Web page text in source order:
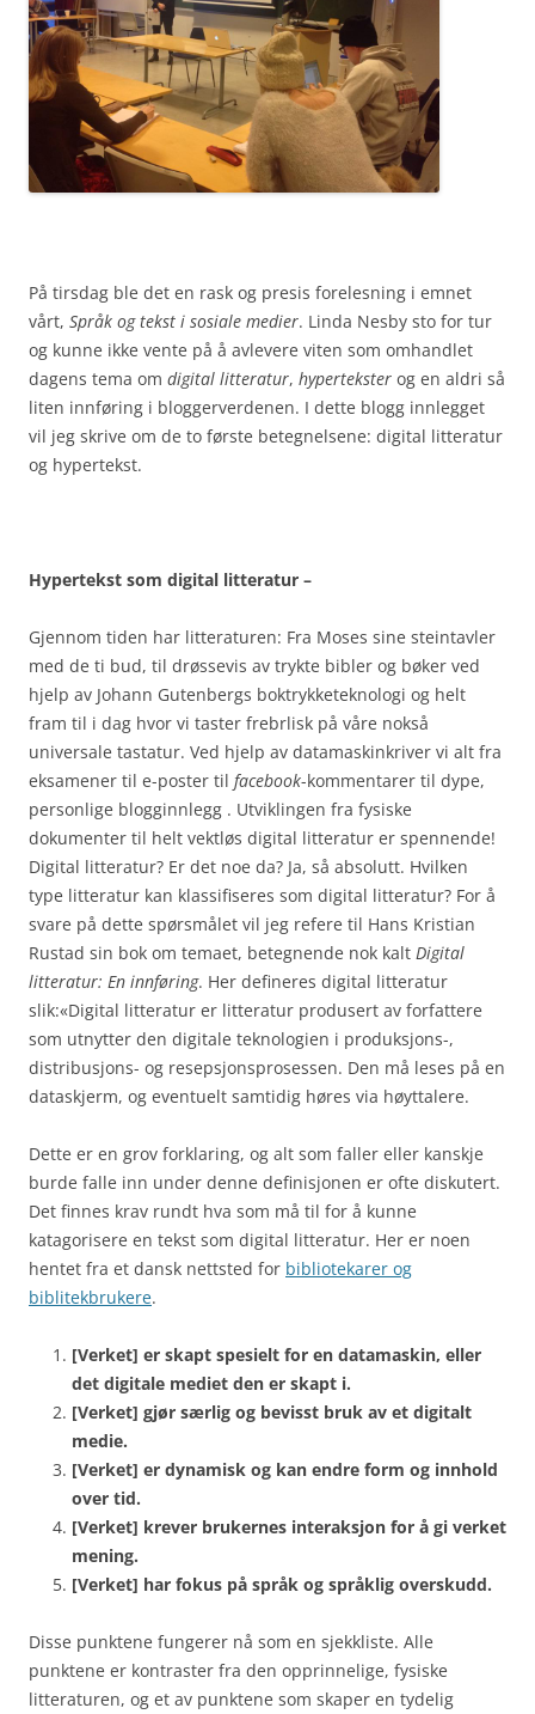
På tirsdag ble det en rask og presis forelesning i emnet
vårt, Språk og tekst i sosiale medier. Linda Nesby sto for tur
og kunne ikke vente på å avlevere viten som omhandlet
dagens tema om digital litteratur, hypertekster og en aldri så
liten innføring i bloggerverdenen. I dette blogg innlegget
vil jeg skrive om de to første betegnelsene: digital litteratur
og hypertekst.
Hypertekst som digital litteratur –
Gjennom tiden har litteraturen: Fra Moses sine steintavler
med de ti bud, til drøssevis av trykte bibler og bøker ved
hjelp av Johann Gutenbergs boktrykketeknologi og helt
fram til i dag hvor vi taster frebrlisk på våre nokså
universale tastatur. Ved hjelp av datamaskinkriver vi alt fra
eksamener til e-poster til facebook-kommentarer til dype,
personlige blogginnlegg . Utviklingen fra fysiske
dokumenter til helt vektløs digital litteratur er spennende!
Digital litteratur? Er det noe da? Ja, så absolutt. Hvilken
type litteratur kan klassifiseres som digital litteratur? For å
svare på dette spørsmålet vil jeg refere til Hans Kristian
Rustad sin bok om temaet, betegnende nok kalt Digital
litteratur: En innføring. Her defineres digital litteratur
slik:«Digital litteratur er litteratur produsert av forfattere
som utnytter den digitale teknologien i produksjons-,
distribusjons- og resepsjonsprosessen. Den må leses på en
dataskjerm, og eventuelt samtidig høres via høyttalere.
Dette er en grov forklaring, og alt som faller eller kanskje
burde falle inn under denne definisjonen er ofte diskutert.
Det finnes krav rundt hva som må til for å kunne
katagorisere en tekst som digital litteratur. Her er noen
hentet fra et dansk nettsted for bibliotekarer og
biblitekbrukere.
[Verket] er skapt spesielt for en datamaskin, eller
det digitale mediet den er skapt i.
[Verket] gjør særlig og bevisst bruk av et digitalt
medie.
[Verket] er dynamisk og kan endre form og innhold
over tid.
[Verket] krever brukernes interaksjon for å gi verket
mening.
[Verket] har fokus på språk og språklig overskudd.
Disse punktene fungerer nå som en sjekkliste. Alle
punktene er kontraster fra den opprinnelige, fysiske
litteraturen, og et av punktene som skaper en tydelig